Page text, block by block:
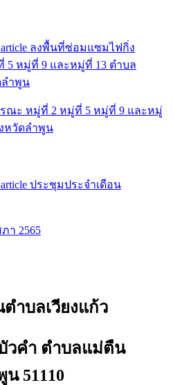
ณะ หมู่ที่ 2 หมู่ที่ 5 หมู่ที่ 9 และหมู่
หวัดลำพูน
า 2565
ำบลเวียงแก้ว
วคำ ตำบลแม่ตืน
51110